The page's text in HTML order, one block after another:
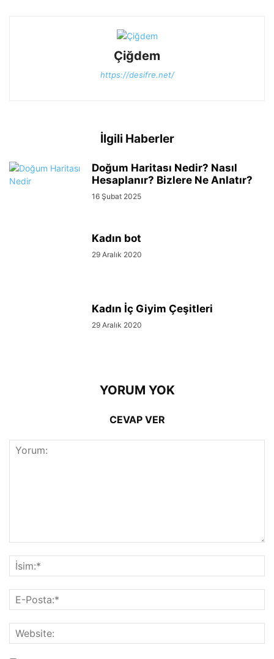
Çiğdem
https://desifre.net/
İlgili Haberler
Doğum Haritası Nedir? Nasıl
Hesaplanır? Bizlere Ne Anlatır?
16 Şubat 2025
Kadın bot
29 Aralık 2020
Kadın İç Giyim Çeşitleri
29 Aralık 2020
YORUM YOK
CEVAP VER